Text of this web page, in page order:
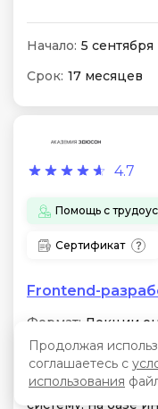
Начало: 5 сентября
Срок: 17 месяцев
4.7
Помощь с
Сертификат
Frontend-
Формат: Лекции
проверочные
Особенности:
Docker. 14 работ в
систему, на базе
Продолжая
соглашаетесь с
использования